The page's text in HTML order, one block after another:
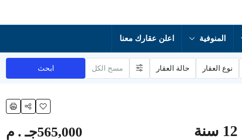
المنوفية اعلن عقارك معنا
نوع العقار حالة العقار مسح الكل ابحث
565,000جـ . م